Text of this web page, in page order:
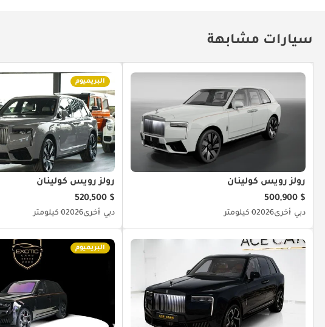
سيارات مشابهة
رولز رويس كولينان
$ 500,900
دبي أخرى20260 كيلومتر
البريميوم
رولز رويس كولينان
$ 520,500
دبي أخرى20260 كيلومتر
البريميوم